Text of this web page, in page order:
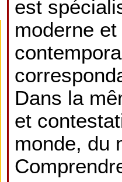
est
moderne et
Dans la
et
monde, du